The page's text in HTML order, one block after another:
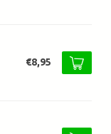
€8,95